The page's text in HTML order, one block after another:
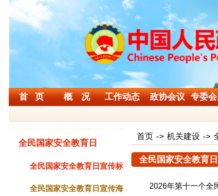
首 页 概 况 工作动态 政协会议 专委
全民国家安全教育日
全民国家安全教育日宣传标
语
全民国家安全教育日宣传海
首页 -> 机关建设 ->
全民国家安全教育
2026年第十一个全